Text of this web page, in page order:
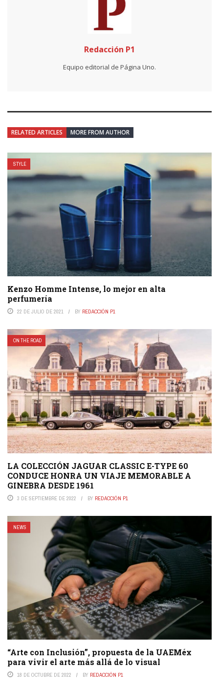
Redacción P1
Equipo editorial de Página Uno.
RELATED ARTICLES MORE FROM AUTHOR
STYLE
Kenzo Homme Intense, lo mejor en alta
perfumería
22 DE JULIO DE 2021 BY REDACCIÓN P1
ON THE ROAD
LA COLECCIÓN JAGUAR CLASSIC E-TYPE 60
CONDUCE HONRA UN VIAJE MEMORABLE A
GINEBRA DESDE 1961
3 DE SEPTIEMBRE DE 2022 BY REDACCIÓN P1
NEWS
“Arte con Inclusión”, propuesta de la UAEMéx
para vivir el arte más allá de lo visual
18 DE OCTUBRE DE 2022 BY REDACCIÓN P1